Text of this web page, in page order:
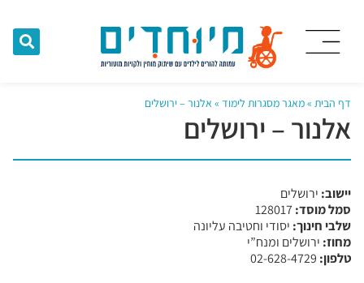
דף הבית »מאגר מסגרות לימוד » אלנור – ירושלים
אלנור – ירושלים
יישוב: ירושלים
סמל מוסד:
שלבי חינוך: יסודי וחטיבה עליונה
מחוז: ירושלים ומנח”י
טלפון: